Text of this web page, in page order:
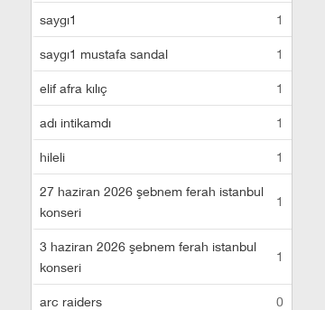
saygı1 1
saygı1 mustafa sandal 1
elif afra kılıç 1
adı intikamdı 1
hileli 1
27 haziran 2026 şebnem ferah istanbul
konseri
1
3 haziran 2026 şebnem ferah istanbul
konseri
1
arc raiders 0